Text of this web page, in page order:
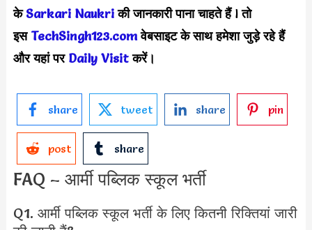
केSarkari Naukriकी जानकारी पाना चाहते हैंlतो
इसTechSingh123.comवेबसाइट के साथ हमेशा जुड़े रहे हैं
और यहां परDailyVisitकरें।
share tweet share pin
post share
FAQ – आर्मी पब्लिक स्कूल भर्ती
Q1. आर्मी पब्लिक स्कूल भर्ती के लिए कितनी रिक्तियां जारी